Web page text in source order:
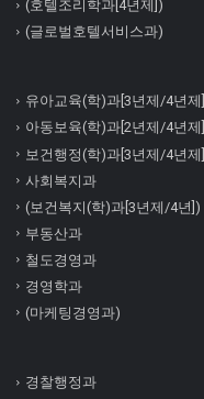
(호텔조리학과[4년제])
(글로벌호텔서비스과)
유아교육(학)과[3년제/4년제]
아동보육(학)과[2년제/4년제]
보건행정(학)과[3년제/4년제]
사회복지과
(보건복지(학)과[3년제/4년])
부동산과
철도경영과
경영학과
(마케팅경영과)
경찰행정과